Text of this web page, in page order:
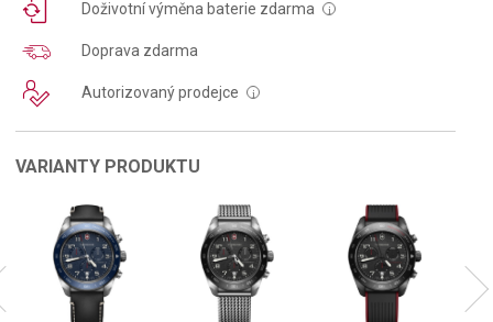
Doživotní výměna baterie zdarma i
Doprava zdarma
Autorizovaný prodejce i
VARIANTY PRODUKTU